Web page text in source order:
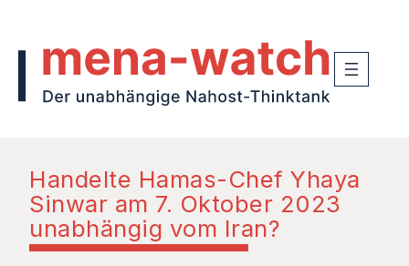
Handelte Hamas-Chef Yhaya
Sinwar am 7. Oktober 2023
unabhängig vom Iran?